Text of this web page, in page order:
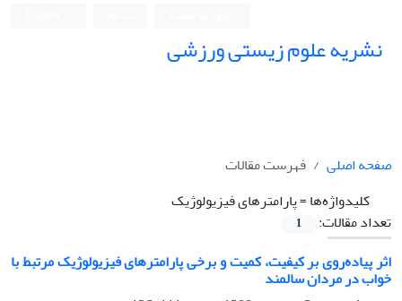
نشریه علوم زیستی ورزشی
صفحه اصلی
فهرست مقالات
کلیدواژه‌ها =پارامترهای فیزیولوژیک
تعداد مقالات:
1
اثر پیاده‌روی بر کیفیت، کمیت و برخی پارامترهای فیزیولوژیک مرتبط با
خواب در مردان سالمند